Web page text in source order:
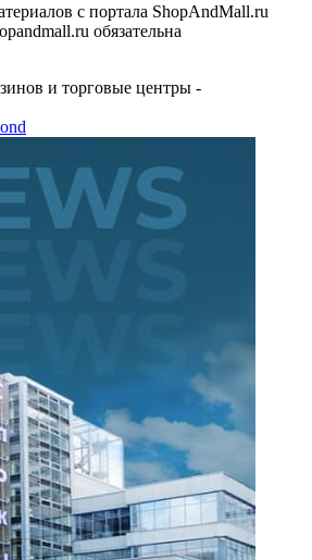
с портала ShopAndMall.ru
обязательна
и торговые центры -